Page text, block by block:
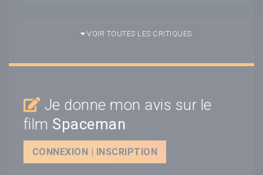
VOIR TOUTES LES CRITIQUES
Je donne mon avis sur le
film Spaceman
CONNEXION | INSCRIPTION